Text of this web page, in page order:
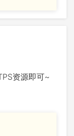
资源即可~